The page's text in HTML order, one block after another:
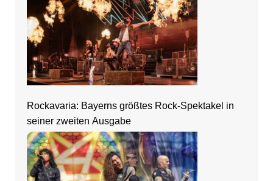
Rockavaria: Bayerns größtes Rock-Spektakel in
seiner zweiten Ausgabe